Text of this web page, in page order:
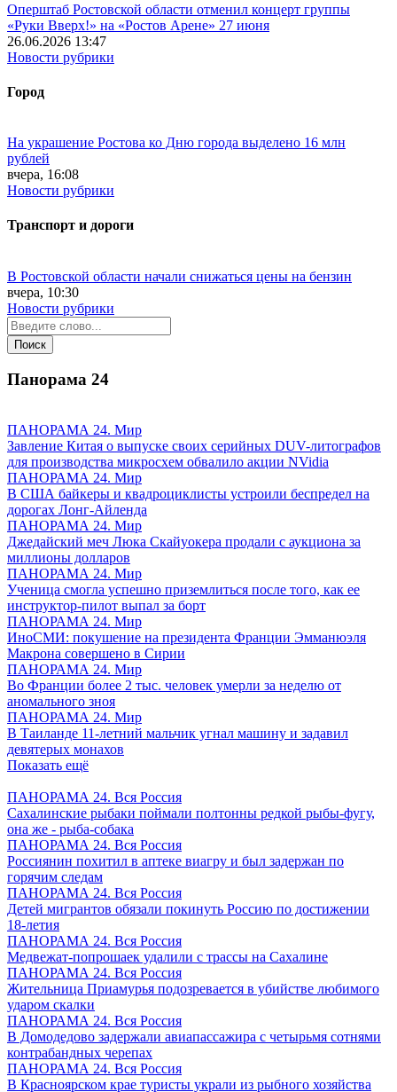
Оперштаб Ростовской области отменил концерт группы
«Руки Вверх!» на «Ростов Арене» 27 июня
26.06.2026 13:47
Новости рубрики
Город
На украшение Ростова ко Дню города выделено 16 млн
рублей
вчера, 16:08
Новости рубрики
Транспорт и дороги
В Ростовской области начали снижаться цены на бензин
вчера, 10:30
Новости рубрики
Панорама 24
ПАНОРАМА 24. Мир
Завление Китая о выпуске своих серийных DUV-литографов
для производства микросхем обвалило акции NVidia
ПАНОРАМА 24. Мир
В США байкеры и квадроциклисты устроили беспредел на
дорогах Лонг-Айленда
ПАНОРАМА 24. Мир
Джедайский меч Люка Скайуокера продали с аукциона за
миллионы долларов
ПАНОРАМА 24. Мир
Ученица смогла успешно приземлиться после того, как ее
инструктор-пилот выпал за борт
ПАНОРАМА 24. Мир
ИноСМИ: покушение на президента Франции Эмманюэля
Макрона совершено в Сирии
ПАНОРАМА 24. Мир
Во Франции более 2 тыс. человек умерли за неделю от
аномального зноя
ПАНОРАМА 24. Мир
В Таиланде 11-летний мальчик угнал машину и задавил
девятерых монахов
Показать ещё
ПАНОРАМА 24. Вся Россия
Сахалинские рыбаки поймали полтонны редкой рыбы-фугу,
она же - рыба-собака
ПАНОРАМА 24. Вся Россия
Россиянин похитил в аптеке виагру и был задержан по
горячим следам
ПАНОРАМА 24. Вся Россия
Детей мигрантов обязали покинуть Россию по достижении
18-летия
ПАНОРАМА 24. Вся Россия
Медвежат-попрошаек удалили с трассы на Сахалине
ПАНОРАМА 24. Вся Россия
Жительница Приамурья подозревается в убийстве любимого
ударом скалки
ПАНОРАМА 24. Вся Россия
В Домодедово задержали авиапассажира с четырьмя сотнями
контрабандных черепах
ПАНОРАМА 24. Вся Россия
В Красноярском крае туристы украли из рыбного хозяйства